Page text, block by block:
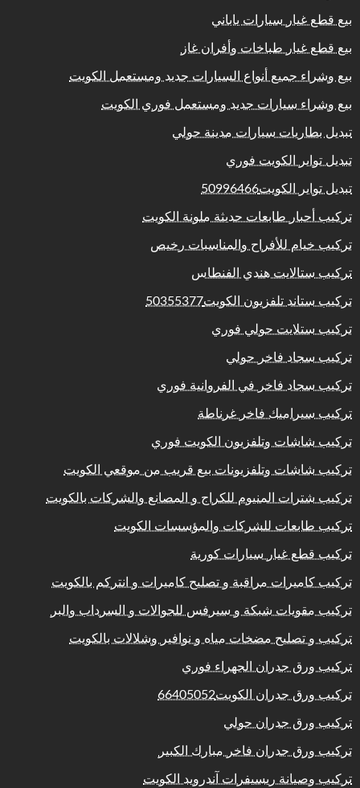
بيع قطع غيار سيارات ياباني
بيع قطع غيار طباخات وأفران غاز
بيع وشراء جميع أنواع السيارات جديد ومستعمل الكويت
بيع وشراء سيارات جديد ومستعمل فوري الكويت
تبديل بطاريات سيارات مدينة حولي
تبديل تواير الكويت فوري
تبديل تواير الكويت50996466
تركيب أحبار طابعات حديثة ملونة الكويت
تركيب خيام للأفراح والمناسبات رخيص
تركيب ستالايت هندي الفنطاس
تركيب ستاند تلفزيون الكويت50355377
تركيب ستلايت حولي فوري
تركيب سجاد فاخر حولي
تركيب سجاد فاخر في الفروانية فوري
تركيب سيراميك فاخر غرناطة
تركيب شاشات وتلفزيون الكويت فوري
تركيب شاشات وتلفزيونات بيع قريب من موقعي الكويت
تركيب شترات المنيوم للكراج و المصانع والشركات بالكويت
تركيب طابعات للشركات والمؤسسات الكويت
تركيب قطع غيار سيارات كورية
تركيب كاميرات مراقبة و تصليح كاميرات و انتركم بالكويت
تركيب مقويات شبكة و سيرفس للجوالات و السرداب والبر
تركيب و تصليح مضخات مياه و نوافير وشلالات بالكويت
تركيب ورق جدران الجهراء فوري
تركيب ورق جدران الكويت66405052
تركيب ورق جدران حولي
تركيب ورق جدران فاخر مبارك الكبير
تركيب وصيانة ريسيفرات آندرويد الكويت